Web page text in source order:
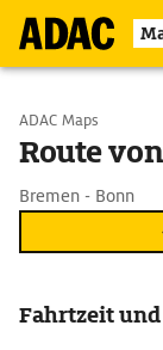
Start wählen
ADAC Maps
Route
Bremen - Bonn
Fahrtzeit